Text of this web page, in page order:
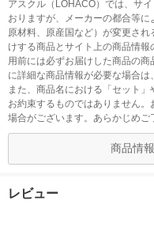
アスクル（LOHACO）では、サ
おりますが、メーカーの都合等に
原材料、原産国など）が変更さ
けする商品とサイト上の商品情
用前には必ずお届けした商品の
に詳細な商品情報が必要な場合は
また、商品名における「セット
お約束するものではありません
場合がございます。あらかじめご
商品情
レビュー